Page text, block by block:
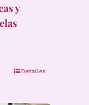
y
Detalles